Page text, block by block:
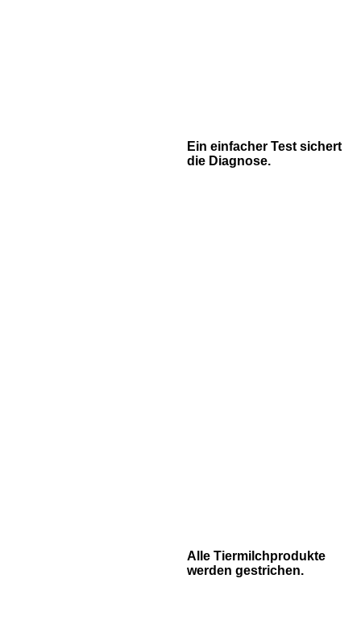
Ein einfacher Test sichert
die Diagnose.
Alle Tiermilchprodukte
werden gestrichen.